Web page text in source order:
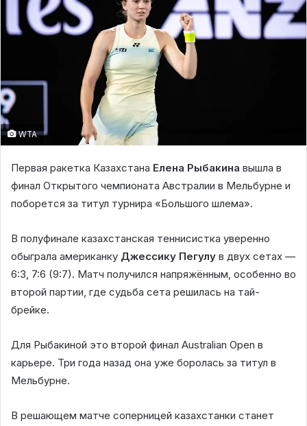
WTA
Первая ракетка Казахстана Елена Рыбакина вышла в
финал Открытого чемпионата Австралии в Мельбурне и
поборется за титул турнира «Большого шлема».
В полуфинале казахстанская теннисистка уверенно
обыграла американку Джессику Пегулу в двух сетах —
6:3, 7:6 (9:7). Матч получился напряжённым, особенно во
второй партии, где судьба сета решилась на тай-
брейке.
Для Рыбакиной это второй финал Australian Open в
карьере. Три года назад она уже боролась за титул в
Мельбурне.
В решающем матче соперницей казахстанки станет